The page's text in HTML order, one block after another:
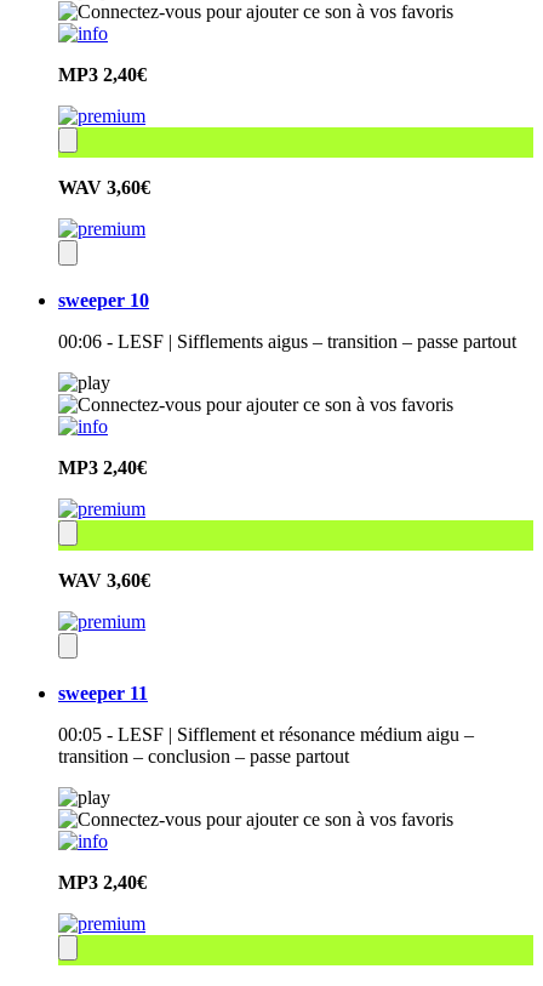
MP3 2,40€
WAV 3,60€
sweeper 10
00:06 - LESF | Sifflements aigus – transition – passe partout
MP3 2,40€
WAV 3,60€
sweeper 11
00:05 - LESF | Sifflement et résonance médium aigu –
transition – conclusion – passe partout
MP3 2,40€